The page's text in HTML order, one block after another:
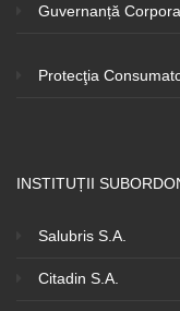
Guvernanță
Protecţia
INSTITUȚII
Salubris S.A.
Citadin S.A.